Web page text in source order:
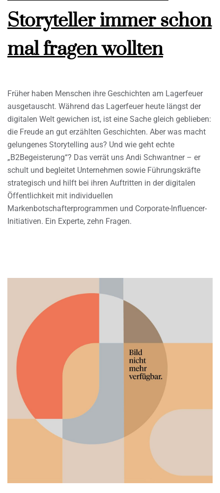
Storyteller immer schon
mal fragen wollten
Früher haben Menschen ihre Geschichten am Lagerfeuer
ausgetauscht. Während das Lagerfeuer heute längst der
digitalen Welt gewichen ist, ist eine Sache gleich geblieben:
die Freude an gut erzählten Geschichten. Aber was macht
gelungenes Storytelling aus? Und wie geht echte
„B2Begeisterung“? Das verrät uns Andi Schwantner – er
schult und begleitet Unternehmen sowie Führungskräfte
strategisch und hilft bei ihren Auftritten in der digitalen
Öffentlichkeit mit individuellen
Markenbotschafterprogrammen und Corporate-Influencer-
Initiativen. Ein Experte, zehn Fragen.